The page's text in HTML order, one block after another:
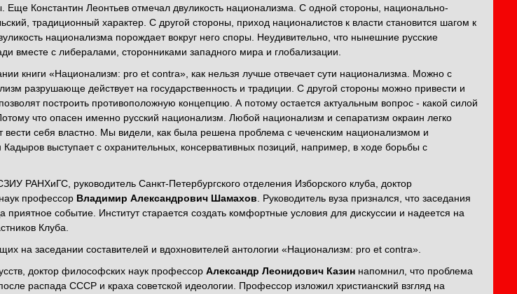
Еще Константин Леонтьев отмечал двуликость национализма. С одной стороны, национально-
традиционный характер. С другой стороны, приход националистов к власти становится шагом к
национализма порождает вокруг него споры. Неудивительно, что нынешние русские
вместе с либералами, сторонниками западного мира и глобализации.
книги «Национализм: pro et contra», как нельзя лучше отвечает сути национализма. Можно с
разрушающе действует на государственность и традиции. С другой стороны можно привести и
построить противоположную концепцию. А потому остается актуальным вопрос - какой силой
что опасен именно русский национализм. Любой национализм и сепаратизм окраин легко
вести себя властно. Мы видели, как была решена проблема с чеченским национализмом и
выступает с охранительных, консервативных позиций, например, в ходе борьбы с
РАНХиГС, руководитель Санкт-Петербургского отделения Изборского клуба, доктор
профессор Владимир Александрович Шамахов . Руководитель вуза признался, что заседания
приятное событие. Институт старается создать комфортные условия для дискуссии и надеется на
Клуба.
на заседании составителей и вдохновителей антологии «Национализм: pro et contra».
доктор философских наук профессор Александр Леонидович Казиннапомнил, что проблема
распада СССР и краха советской идеологии. Профессор изложил христианский взгляд на